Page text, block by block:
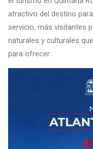
atractivo del destino
servicio, más visitantes
naturales y culturales
para ofrecer.